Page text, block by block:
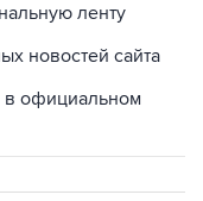
ленту
новостей сайта
в официальном